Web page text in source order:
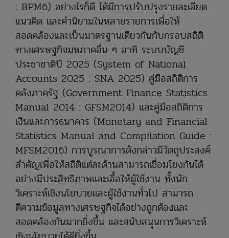
: BPM6) อย่างไรก็ดี ได้มีการปรับปรุงรายละเอียด
แนวคิด และคำนิยามในหลายรายการเพื่อให้
สอดคล้องและเป็นมาตรฐานเดียวกันกับกรอบสถิติ
ทางเศรษฐกิจมหภาคอื่น ๆ อาทิ ระบบบัญชี
ประชาชาติปี 2025 (System of National
Accounts 2025 : SNA 2025) คู่มือสถิติการ
คลังภาครัฐ (Government Finance Statistics
Manual 2014 : GFSM2014) และคู่มือสถิติการ
เงินและการธนาคาร (Monetary and Financial
Statistics Manual and Compilation Guide :
MFSM2016) การบูรณาการดังกล่าวมีวัตถุประสงค์
สำคัญเพื่อให้สถิติแต่ละด้านสามารถเชื่อมโยงกันได้
อย่างมีประสิทธิภาพและเอื้อให้ผู้ใช้งาน ทั้งนัก
วิเคราะห์เชิงนโยบายและผู้ใช้งานทั่วไป สามารถ
ตีความข้อมูลทางเศรษฐกิจได้อย่างถูกต้องและ
สอดคล้องกันมากยิ่งขึ้น และสนับสนุนการวิเคราะห์